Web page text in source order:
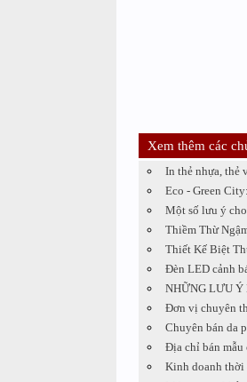
Xem thêm các
In thẻ nhựa, thẻ
Eco - Green
Một số lưu ý
Thiềm Thừ
Thiết Kế Biệt
Đèn LED cảnh
NHỮNG LƯU Ý
Đơn vị chuyên
Chuyên bán da
Địa chỉ bán mẫu
Kinh doanh thời